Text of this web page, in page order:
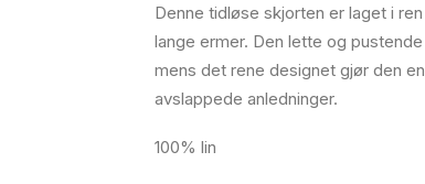
Denne tidløse skjorten er laget i
lange ermer. Den lette og
mens det rene designet gjør den
avslappede anledninger.
100% lin